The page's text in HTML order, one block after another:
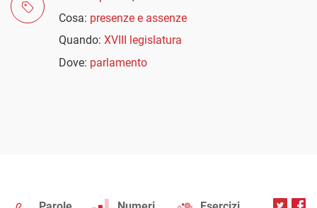
Cosa: presenze e assenze
Quando: XVIII legislatura
Dove: parlamento